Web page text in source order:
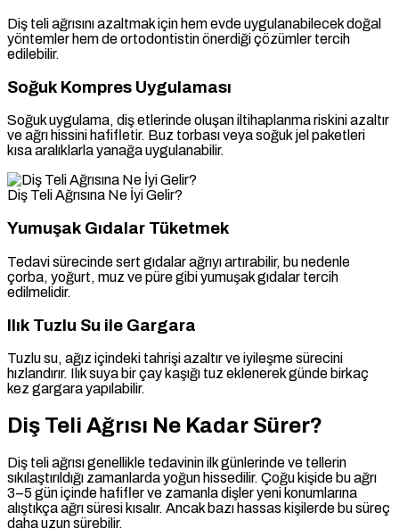
Diş teli ağrısını azaltmak için hem evde uygulanabilecek doğal
yöntemler hem de ortodontistin önerdiği çözümler tercih
edilebilir.
Soğuk Kompres Uygulaması
Soğuk uygulama, diş etlerinde oluşan iltihaplanma riskini azaltır
ve ağrı hissini hafifletir. Buz torbası veya soğuk jel paketleri
kısa aralıklarla yanağa uygulanabilir.
Diş Teli Ağrısına Ne İyi Gelir?
Yumuşak Gıdalar Tüketmek
Tedavi sürecinde sert gıdalar ağrıyı artırabilir, bu nedenle
çorba, yoğurt, muz ve püre gibi yumuşak gıdalar tercih
edilmelidir.
Ilık Tuzlu Su ile Gargara
Tuzlu su, ağız içindeki tahrişi azaltır ve iyileşme sürecini
hızlandırır. Ilık suya bir çay kaşığı tuz eklenerek günde birkaç
kez gargara yapılabilir.
Diş Teli Ağrısı Ne Kadar Sürer?
Diş teli ağrısı genellikle tedavinin ilk günlerinde ve tellerin
sıkılaştırıldığı zamanlarda yoğun hissedilir. Çoğu kişide bu ağrı
3–5 gün içinde hafifler ve zamanla dişler yeni konumlarına
alıştıkça ağrı süresi kısalır. Ancak bazı hassas kişilerde bu süreç
daha uzun sürebilir.